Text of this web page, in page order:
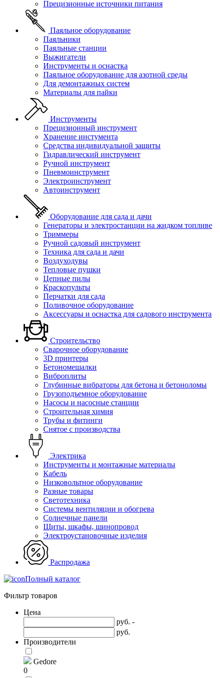
Прецизионные источники питания
Паяльное оборудование
Паяльники
Паяльные станции
Выжигатели
Инструменты и оснастка
Паяльное оборудование для азотной среды
Для демонтажных систем
Материалы для пайки
Инструменты
Прецизионный инструмент
Хранение инстумента
Средства индивидуальной защиты
Гидравлический инструмент
Ручной инструмент
Пневмоинструмент
Электроинструмент
Автоинструмент
Оборудование для сада и дачи
Генераторы и электростанции на жидком топливе
Триммеры
Ручной садовый инструмент
Техника для сада и дачи
Воздуходувы
Тепловые пушки
Цепные пилы
Краскопульты
Перчатки для сада
Поливочное оборудование
Аксессуары и оснастка для садового инструмента
Строительство
Сварочное оборудование
3D принтеры
Бетономешалки
Виброплиты
Глубинные вибраторы для бетона и бетоноломы
Грузоподъемное оборудование
Насосы и насосные станции
Строительная химия
Трубы и фитинги
Снятое с производства
Электрика
Инструменты и монтажные материалы
Кабель
Низковольтное оборудование
Разные товары
Светотехника
Системы вентиляции и обогрева
Солнечные панели
Щиты, шкафы, шинопровод
Электроустановочные изделия
Распродажа
Полный каталог
Фильтр товаров
Цена
руб. -
руб.
Производители
Gedore
0